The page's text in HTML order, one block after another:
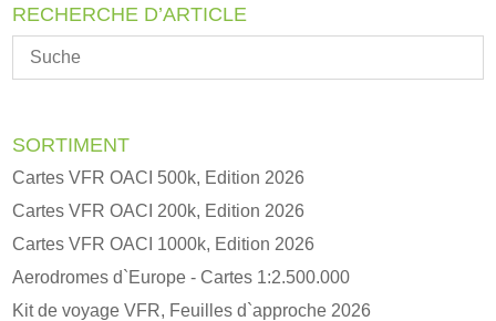
RECHERCHE D’ARTICLE
SORTIMENT
Cartes VFR OACI 500k, Edition 2026
Cartes VFR OACI 200k, Edition 2026
Cartes VFR OACI 1000k, Edition 2026
Aerodromes d`Europe - Cartes 1:2.500.000
Kit de voyage VFR, Feuilles d`approche 2026